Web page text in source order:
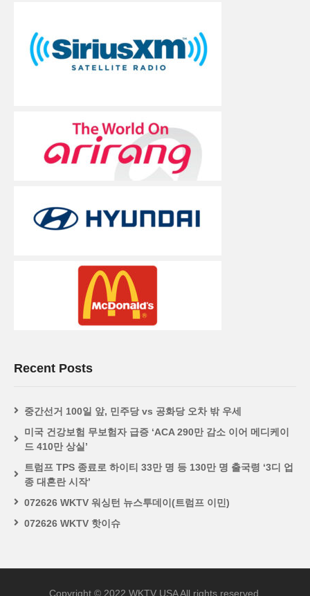
Recent Posts
중간선거 100일 앞, 민주당 vs 공화당 오차 밖 우세
미국 건강보험 무보험자 급증 ‘ACA 290만 감소 이어 메디케이
드 410만 상실’
트럼프 TPS 종료로 하이티 33만 명 등 130만 명 출국령 ‘3디 업
종 대혼란 시작’
072626 WKTV 워싱턴 뉴스투데이(트럼프 이민)
072626 WKTV 핫이슈
Copyright © 2022 WKTV USA All rights reserved.